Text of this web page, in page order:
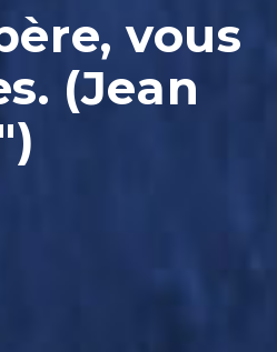
vous
(Jean